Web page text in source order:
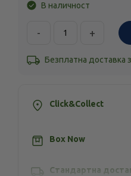
В наличност
- +
Безплатна доставка
Click&Collect
Box Now
Стандартна